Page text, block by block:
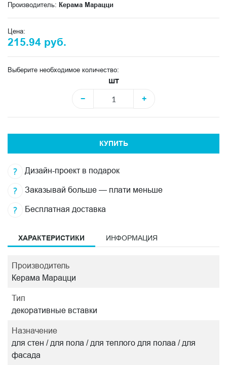
Производитель: Керама Марацци
Цена:
215.94 руб.
Выберите необходимое количество:
шт
−
+
КУПИТЬ
Дизайн-проект в подарок
Заказывай больше — плати меньше
Бесплатная доставка
ХАРАКТЕРИСТИКИ ИНФОРМАЦИЯ
Производитель
Керама Марацци
Тип
декоративные вставки
Назначение
для стен / для пола / для теплого для полаа / для
фасада